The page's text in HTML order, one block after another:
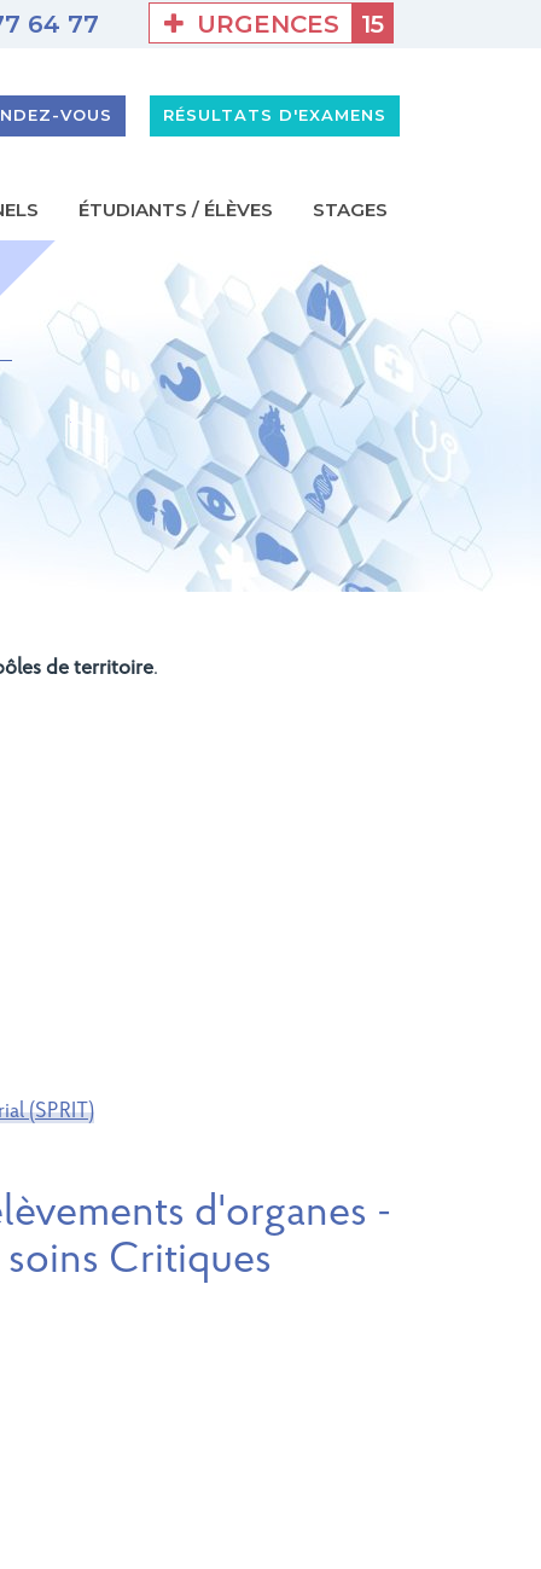
- Site de Marne-la-Vallée GHEF - PROJET D'ÉTABLISSEMENT 2025-
64 77 URGENCES 15
VOUS RÉSULTATS D'EXAMENS
ÉTUDIANTS / ÉLÈVES STAGES
de territoire.
(SPRIT)
d'organes -
Critiques